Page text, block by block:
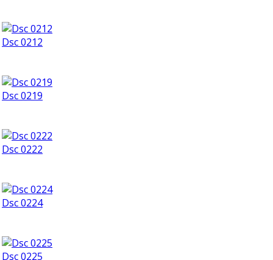
Dsc 0212
Dsc 0219
Dsc 0222
Dsc 0224
Dsc 0225